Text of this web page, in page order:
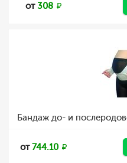
от308
Бандаж до- и
от744.10